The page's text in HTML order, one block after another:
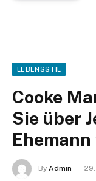
LEBENSSTIL
Cooke
Sie über
By Admin